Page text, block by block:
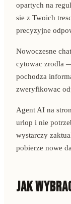
opartych na
sie z Twoich
precyzyjne
Nowoczesne
cytowac zrodla
pochodza
zweryfikowac
Agent AI na
urlop i nie
wystarczy
pobierze nowe
JAK